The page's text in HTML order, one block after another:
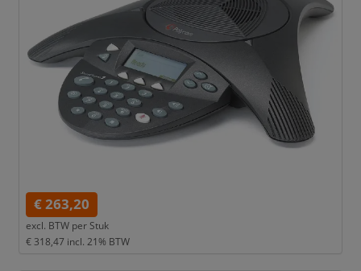
€ 263,20
excl. BTW per Stuk
€ 318,47 incl. 21% BTW